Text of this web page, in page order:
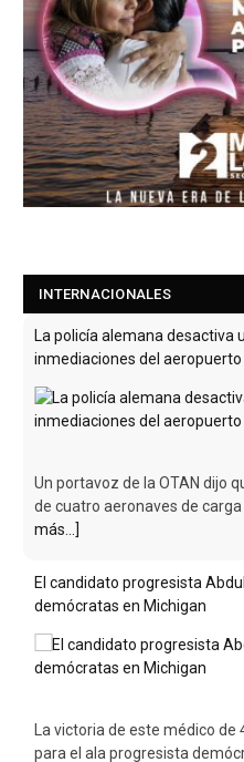
INTERNACIONALES
La policía alemana desactiva
inmediaciones del aeropuerto
El candidato progresista
demócratas en Michigan
La victoria de este médico de
para el ala progresista
varios triunfos en primarias